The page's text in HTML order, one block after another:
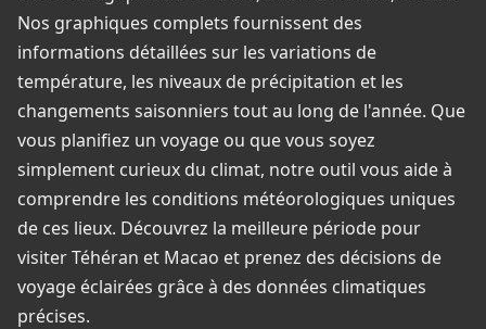
Nos graphiques complets fournissent des
informations détaillées sur les variations de
température, les niveaux de précipitation et les
changements saisonniers tout au long de l'année. Que
vous planifiez un voyage ou que vous soyez
simplement curieux du climat, notre outil vous aide à
comprendre les conditions météorologiques uniques
de ces lieux. Découvrez la meilleure période pour
visiter Téhéran et Macao et prenez des décisions de
voyage éclairées grâce à des données climatiques
précises.